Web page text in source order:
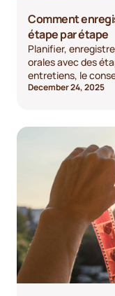
Comment
étape par étape
Planifier,
orales avec des
entretiens, le
sécurisées.
December 24, 2025